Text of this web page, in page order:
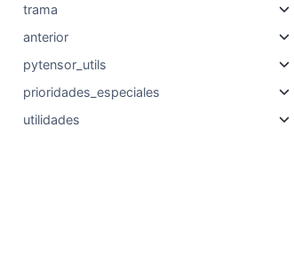
trama
anterior
pytensor_utils
prioridades_especiales
utilidades